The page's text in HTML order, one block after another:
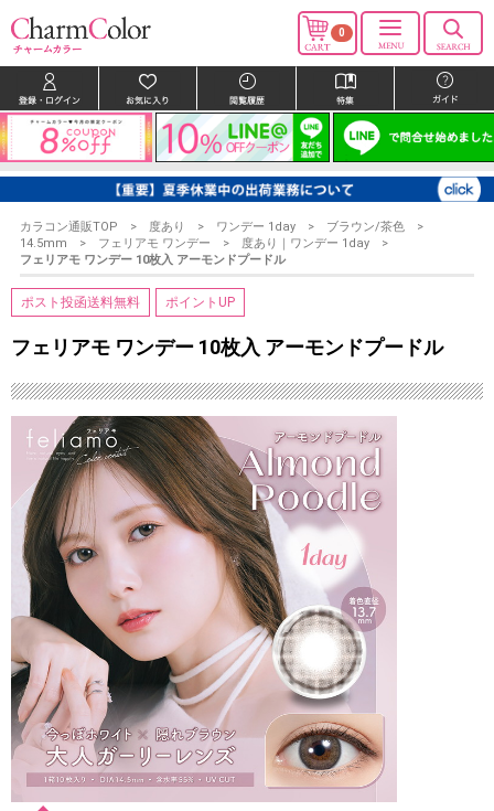
0
カラコン通販TOP 度あり ワンデー 1day
ブラウン/茶色
14.5mm
フェリアモ ワンデー
度あり｜ワンデー 1day
フェリアモ ワンデー 10枚入 アーモンドプードル
ポスト投函送料無料 ポイントUP
フェリアモ ワンデー 10枚入 アーモンドプードル